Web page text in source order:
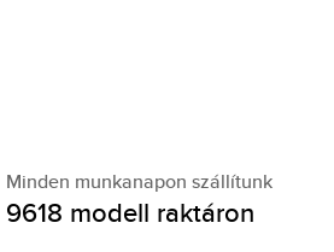
Minden munkanapon szállítunk
9618 modell raktáron